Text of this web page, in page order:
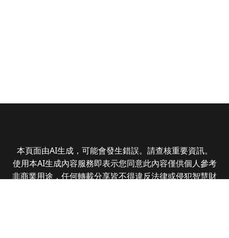
本頁面由AI生成，可能會發生錯誤。請查核重要資訊。
使用本AI生成內容服務即表示您同意此內容僅供個人參考
非商業用途，任何轉載分享皆不得違反法律或侵犯智慧財